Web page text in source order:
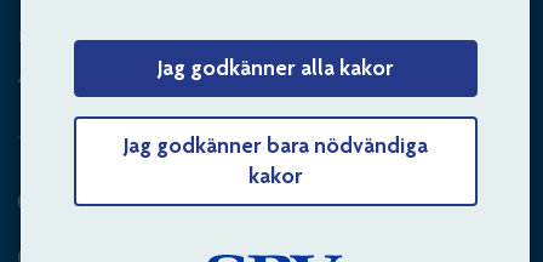
Jag godkänner alla kakor
Jag godkänner bara nödvändiga
kakor
Kontakta oss
Arbetsgivare – skicka mejl till oss
Hitta svaret på din fråga